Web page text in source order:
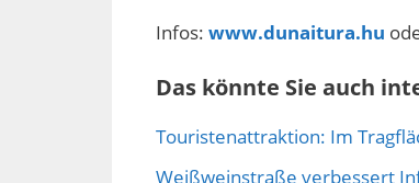
Infos: www.dunaitura.hu
Das könnte Sie auch
Touristenattraktion: Im
Weißweinstraße verbessert